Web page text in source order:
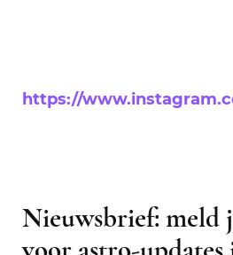
https://
Nieuwsbrief: meld